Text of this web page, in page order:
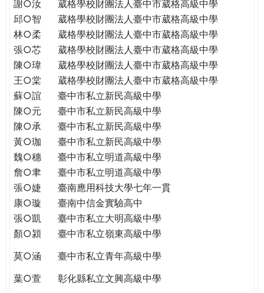
謝○汝
葳格學校財團法人臺中市葳格高級中學
邱○智
葳格學校財團法人臺中市葳格高級中學
林○柔
葳格學校財團法人臺中市葳格高級中學
張○芯
葳格學校財團法人臺中市葳格高級中學
陳○瑋
葳格學校財團法人臺中市葳格高級中學
王○棠
葳格學校財團法人臺中市葳格高級中學
蘇○誼
臺中市私立新民高級中學
陳○元
臺中市私立新民高級中學
陳○承
臺中市私立新民高級中學
黃○珈
臺中市私立新民高級中學
魏○穗
臺中市私立明道高級中學
詹○聿
臺中市私立明道高級中學
張○婕
臺南應用科技大學七年一貫
康○璇
臺南中信金實驗高中
張○凱
臺中市私立大明高級中學
顏○潁
臺中市私立嶺東高級中學
莫○涵
臺中市私立青年高級中學
葉○萱
彰化縣私立文興高級中學